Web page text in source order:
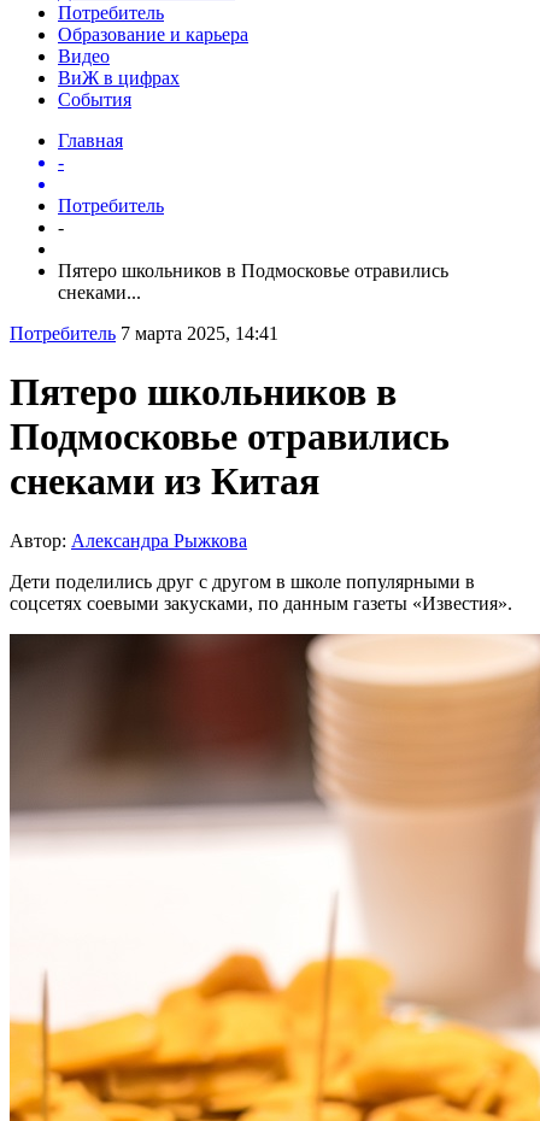
Потребитель
Образование и карьера
Видео
ВиЖ в цифрах
События
Главная
-
Потребитель
-
Пятеро школьников в Подмосковье отравились
снеками...
Потребитель 7 марта 2025, 14:41
Пятеро школьников в
Подмосковье отравились
снеками из Китая
Автор: Александра Рыжкова
Дети поделились друг с другом в школе популярными в
соцсетях соевыми закусками, по данным газеты «Известия».